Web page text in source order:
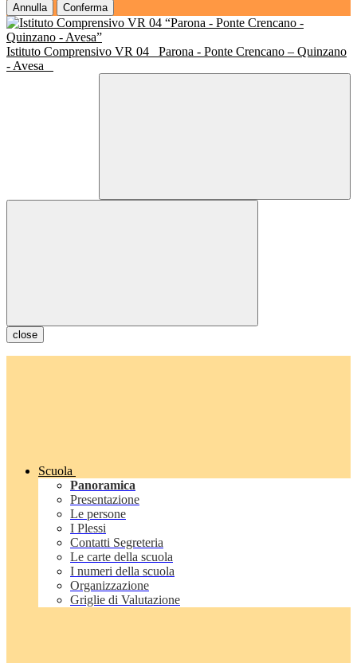
Annulla Conferma
Istituto Comprensivo VR 04
Parona - Ponte Crencano – Quinzano
- Avesa
close
Scuola
Panoramica
Presentazione
Le persone
I Plessi
Contatti Segreteria
Le carte della scuola
I numeri della scuola
Organizzazione
Griglie di Valutazione